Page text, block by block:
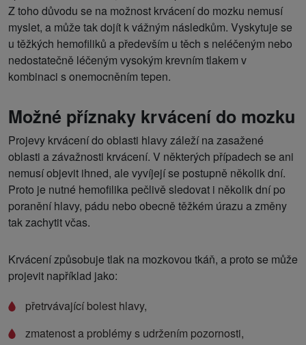
Z toho důvodu se na možnost krvácení do mozku nemusí
myslet, a může tak dojít k vážným následkům. Vyskytuje se
u těžkých hemofiliků a především u těch s neléčeným nebo
nedostatečně léčeným vysokým krevním tlakem v
kombinaci s onemocněním tepen.
Možné příznaky krvácení do mozku
Projevy krvácení do oblasti hlavy záleží na zasažené
oblasti a závažnosti krvácení. V některých případech se ani
nemusí objevit ihned, ale vyvíjejí se postupně několik dní.
Proto je nutné hemofilika pečlivě sledovat i několik dní po
poranění hlavy, pádu nebo obecně těžkém úrazu a změny
tak zachytit včas.
Krvácení způsobuje tlak na mozkovou tkáň, a proto se může
projevit například jako:
přetrvávající bolest hlavy,
zmatenost a problémy s udržením pozornosti,